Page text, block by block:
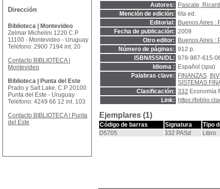
Autores:
Pascale,
Mención de edición: 6ta ed.
Editorial:
Buenos Aires :
Fecha de publicación: 2009
Otro editor:
Buenos Aires :
Número de páginas: 912 p.
ISBN/ISSN/DL: 978-987-615-
Idioma :
Español (spa)
Palabras clave:
FINANZAS
SISTEMAS
Clasificación: 332 Economía
Link:
https://
Ejemplares (1)
Código de barras Signatura
Tipo
D5705
332 PASd Libro
Dirección
Biblioteca | Montevideo
Zelmar Michelini 1220 C.P
11100 - Montevideo - Uruguay
Teléfono: 2900 7194 int. 20
Contacto BIBLIOTECA |
Montevideo
Biblioteca | Punta del Este
Prado y Salt Lake, C.P 20100
Punta del Este - Uruguay
Teléfono: 4249 66 12 int. 103
Contacto BIBLIOTECA | Punta
del Este